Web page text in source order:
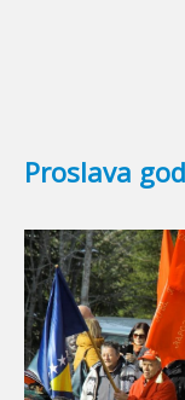
Proslava